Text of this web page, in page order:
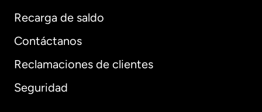
Recarga de saldo
Contáctanos
Reclamaciones de clientes
Seguridad